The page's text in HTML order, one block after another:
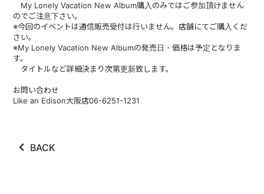
My Lonely Vacation New Album購入のみではご参加頂けません
のでご注意下さい。
※今回のイベントは通信販売受付は行いません。店舗にてご購入くだ
さい。
※My Lonely Vacation New Albumの発売日・価格は予定となりま
す。
タイトルなど詳細決まり次第更新致します。
お問い合わせ
Like an Edison大阪店06-6251-1231
BACK